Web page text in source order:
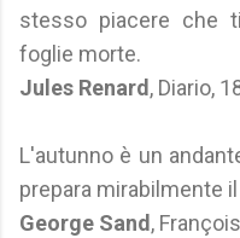
stesso piacere che
foglie morte.
Jules Renard , Diario,
L'autunno è un
prepara mirabilmente
George Sand ,